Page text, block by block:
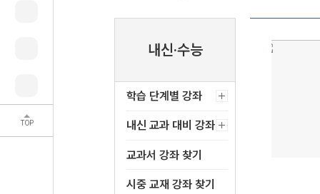
TOP
내신·수능
학습 단계별 강좌
내신 교과 대비 강좌
교과서 강좌 찾기
시중 교재 강좌 찾기